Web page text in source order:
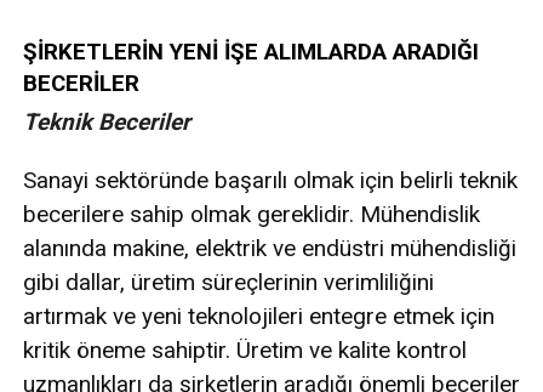
ŞİRKETLERİN YENİ İŞE ALIMLARDA ARADIĞI
BECERİLER
Teknik Beceriler
Sanayi sektöründe başarılı olmak için belirli teknik
becerilere sahip olmak gereklidir. Mühendislik
alanında makine, elektrik ve endüstri mühendisliği
gibi dallar, üretim süreçlerinin verimliliğini
artırmak ve yeni teknolojileri entegre etmek için
kritik öneme sahiptir. Üretim ve kalite kontrol
uzmanlıkları da şirketlerin aradığı önemli beceriler